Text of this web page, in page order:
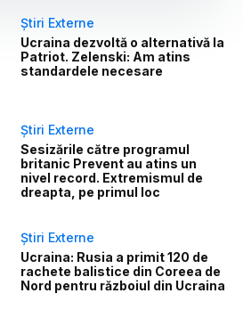
Știri Externe
Ucraina dezvoltă o alternativă la
Patriot. Zelenski: Am atins
standardele necesare
Știri Externe
Sesizările către programul
britanic Prevent au atins un
nivel record. Extremismul de
dreapta, pe primul loc
Știri Externe
Ucraina: Rusia a primit 120 de
rachete balistice din Coreea de
Nord pentru războiul din Ucraina